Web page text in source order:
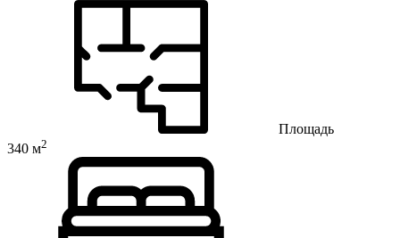
Площадь
340 м2